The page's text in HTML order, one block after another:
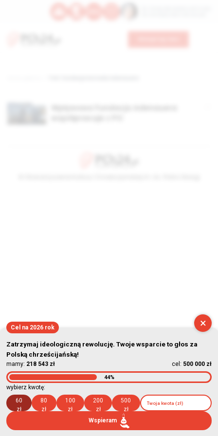
×
Cel na 2026 rok
Zatrzymaj ideologiczną rewolucję. Twoje wsparcie to głos za
Polską chrześcijańską!
mamy: 218 543 zł cel: 500 000 zł
44%
wybierz kwotę:
60
zł
80
zł
100
zł
200
zł
500
zł
Wspieram